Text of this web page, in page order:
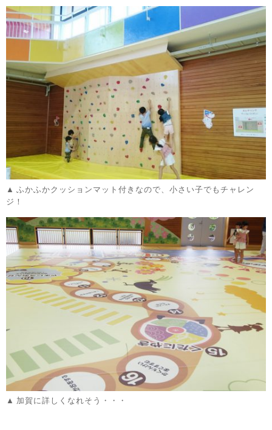
ふかふかクッションマット付きなので、小さい子でもチャレン
ジ！
加賀に詳しくなれそう・・・